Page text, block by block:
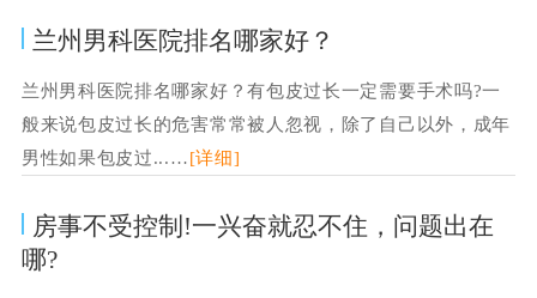
兰州男科医院排名哪家好？
兰州男科医院排名哪家好？有包皮过长一定需要手术吗?一
般来说包皮过长的危害常常被人忽视，除了自己以外，成年
男性如果包皮过...…[详细]
房事不受控制!一兴奋就忍不住，问题出在
哪?